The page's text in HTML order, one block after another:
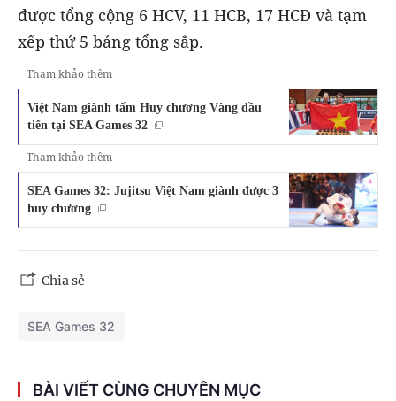
được tổng cộng 6 HCV, 11 HCB, 17 HCĐ và tạm
xếp thứ 5 bảng tổng sắp.
Tham khảo thêm
Việt Nam giành tấm Huy chương Vàng đầu
tiên tại SEA Games 32
Tham khảo thêm
SEA Games 32: Jujitsu Việt Nam giành được 3
huy chương
Chia sẻ
SEA Games 32
BÀI VIẾT CÙNG CHUYÊN MỤC